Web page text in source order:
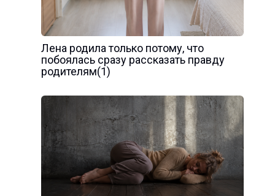
Лена родила только потому, что
побоялась сразу рассказать правду
родителям(1)